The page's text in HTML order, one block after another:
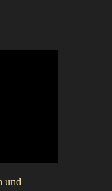
und